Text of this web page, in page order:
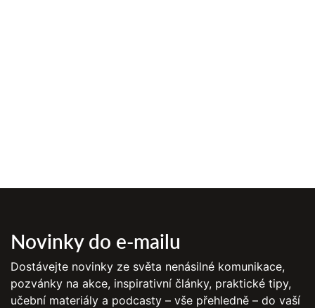
Novinky do e-mailu
Dostávejte novinky ze světa nenásilné komunikace,
pozvánky na akce, inspirativní články, praktické tipy,
učební materiály a podcasty – vše přehledně – do vaší